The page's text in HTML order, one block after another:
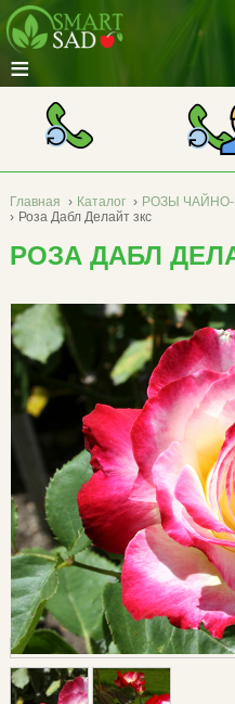
≡
Главная › Каталог › РОЗЫ
› Роза Дабл Делайт зкс
РОЗА ДАБЛ